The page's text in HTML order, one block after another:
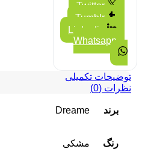
Twitter
Tumblr
Linkedin
Whatsapp
توضیحات تکمیلی
نظرات (0)
برند Dreame
رنگ مشکی